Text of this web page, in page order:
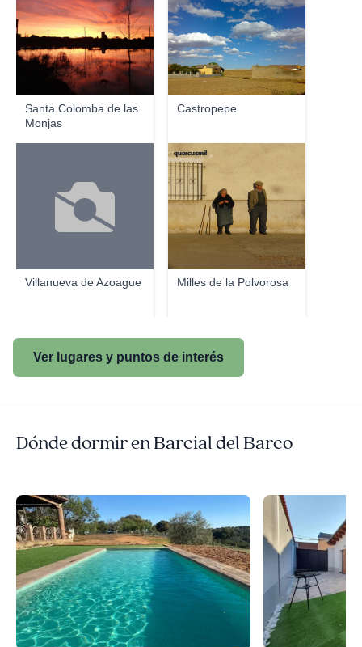
Santa Colomba de las
Monjas
Castropepe
Villanueva de Azoague Milles de la Polvorosa
quercusmil
Ver lugares y puntos de interés
Dónde dormir en Barcial del Barco